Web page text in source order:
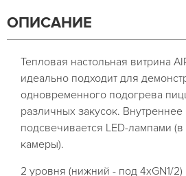
ОПИСАНИЕ
Тепловая настольная витрина
идеально подходит для
одновременного подогрева
различных закусок. Внутреннее
подсвечивается LED-лампами (в
камеры).
2 уровня (нижний - под 4xGN1/2)